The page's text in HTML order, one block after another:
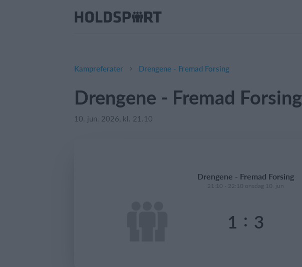
Kampreferater Drengene - Fremad Forsing
Drengene - Fremad Forsing
10. jun. 2026, kl. 21.10
Drengene - Fremad Forsing
21:10 - 22:10 onsdag 10. jun
1 : 3